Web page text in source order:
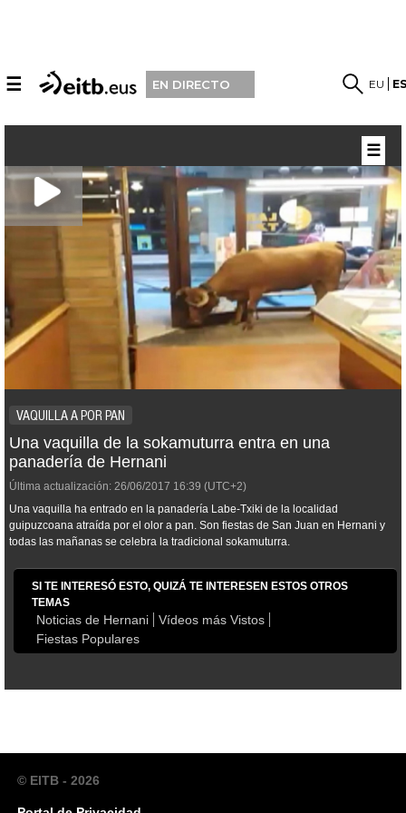
☰ EN DIRECTO EU
VAQUILLA A POR PAN
Una vaquilla de la sokamuturra entra en una
panadería de Hernani
Última actualización: 26/06/2017 16:39 (UTC+2)
Una vaquilla ha entrado en la panadería Labe-Txiki de la localidad
guipuzcoana atraída por el olor a pan. Son fiestas de San Juan en Hernani y
todas las mañanas se celebra la tradicional sokamuturra.
SI TE INTERESÓ ESTO, QUIZÁ TE INTERESEN ESTOS OTROS
TEMAS
Noticias de Hernani
Vídeos más Vistos
Fiestas Populares
☰
© EITB - 2026